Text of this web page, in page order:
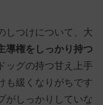
しつけについて、大
導権をしっかり持つ
ッグの持つ甘え上手
も緩くなりがちです
がしっかりしていな